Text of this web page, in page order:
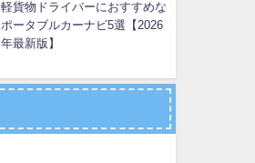
軽貨物ドライバーにおすすめな
ポータブルカーナビ5選【2026
年最新版】